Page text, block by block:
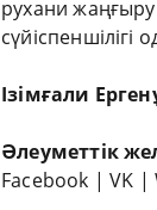
рухани
Ізімғали
Әлеуметтік
Facebook |VK |